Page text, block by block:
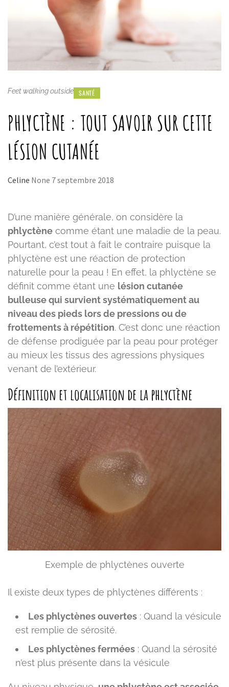
Feet walking outside SANTÉ
PHLYCTÈNE : TOUT SAVOIR SUR CETTE
LÉSION CUTANÉE
Celine None 7 septembre 2018
D’une manière générale, on considère la
phlyctène comme étant une maladie de la peau.
Pourtant, c’est tout à fait le contraire puisque la
phlyctène est une réaction de protection
naturelle pour la peau ! En effet, la phlyctène se
définit comme étant une lésion cutanée
bulleuse qui survient systématiquement au
niveau des pieds lors de pressions ou de
frottements à répétition. C’est donc une réaction
de défense prodiguée par la peau pour protéger
au mieux les tissus des agressions physiques
venant de l’extérieur.
Définition et localisation de la phlyctène
Exemple de phlyctènes ouverte
Il existe deux types de phlyctènes différents :
Les phlyctènes ouvertes : Quand la vésicule
est remplie de sérosité.
Les phlyctènes fermées : Quand la sérosité
n’est plus présente dans la vésicule